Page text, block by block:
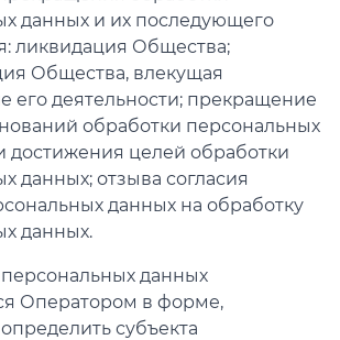
данных и их последующего
ликвидация Общества;
Общества, влекущая
его деятельности; прекращение
обработки персональных
достижения целей обработки
данных; отзыва согласия
данных на обработку
данных.
данных
Оператором в форме,
субъекта